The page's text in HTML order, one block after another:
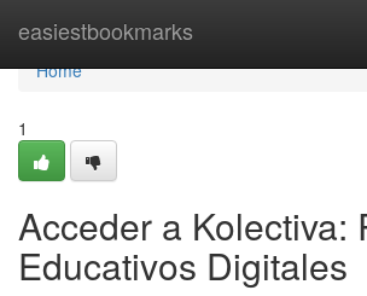
easiestbookmarks
Home
Home
1
Acceder a Kolectiva:
Educativos Digitales